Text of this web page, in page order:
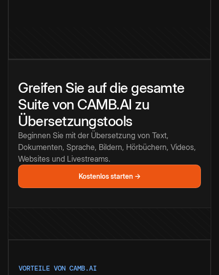
Greifen Sie auf die gesamte
Suite von CAMB.AI zu
Übersetzungstools
Beginnen Sie mit der Übersetzung von Text,
Dokumenten, Sprache, Bildern, Hörbüchern, Videos,
Websites und Livestreams.
Kostenlos starten →
VORTEILE VON CAMB.AI